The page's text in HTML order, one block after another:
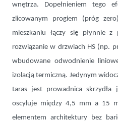
wnętrza. Dopełnieniem tego
zlicowanym progiem (próg
mieszkaniu łączy się płynnie z
rozwiązanie w drzwiach HS (np.
wbudowane odwodnienie
izolacją termiczną. Jedynym
taras jest prowadnica skrzydła
oscyluje między 4,5 mm a 15
elementem architektury bez